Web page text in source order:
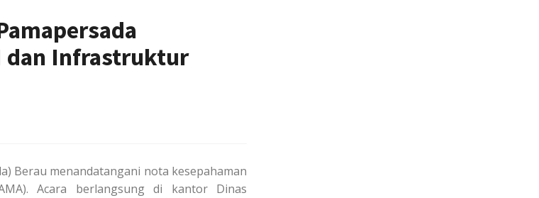
dan Infrastruktur
Berau menandatangani nota kesepahaman
Acara berlangsung di kantor Dinas